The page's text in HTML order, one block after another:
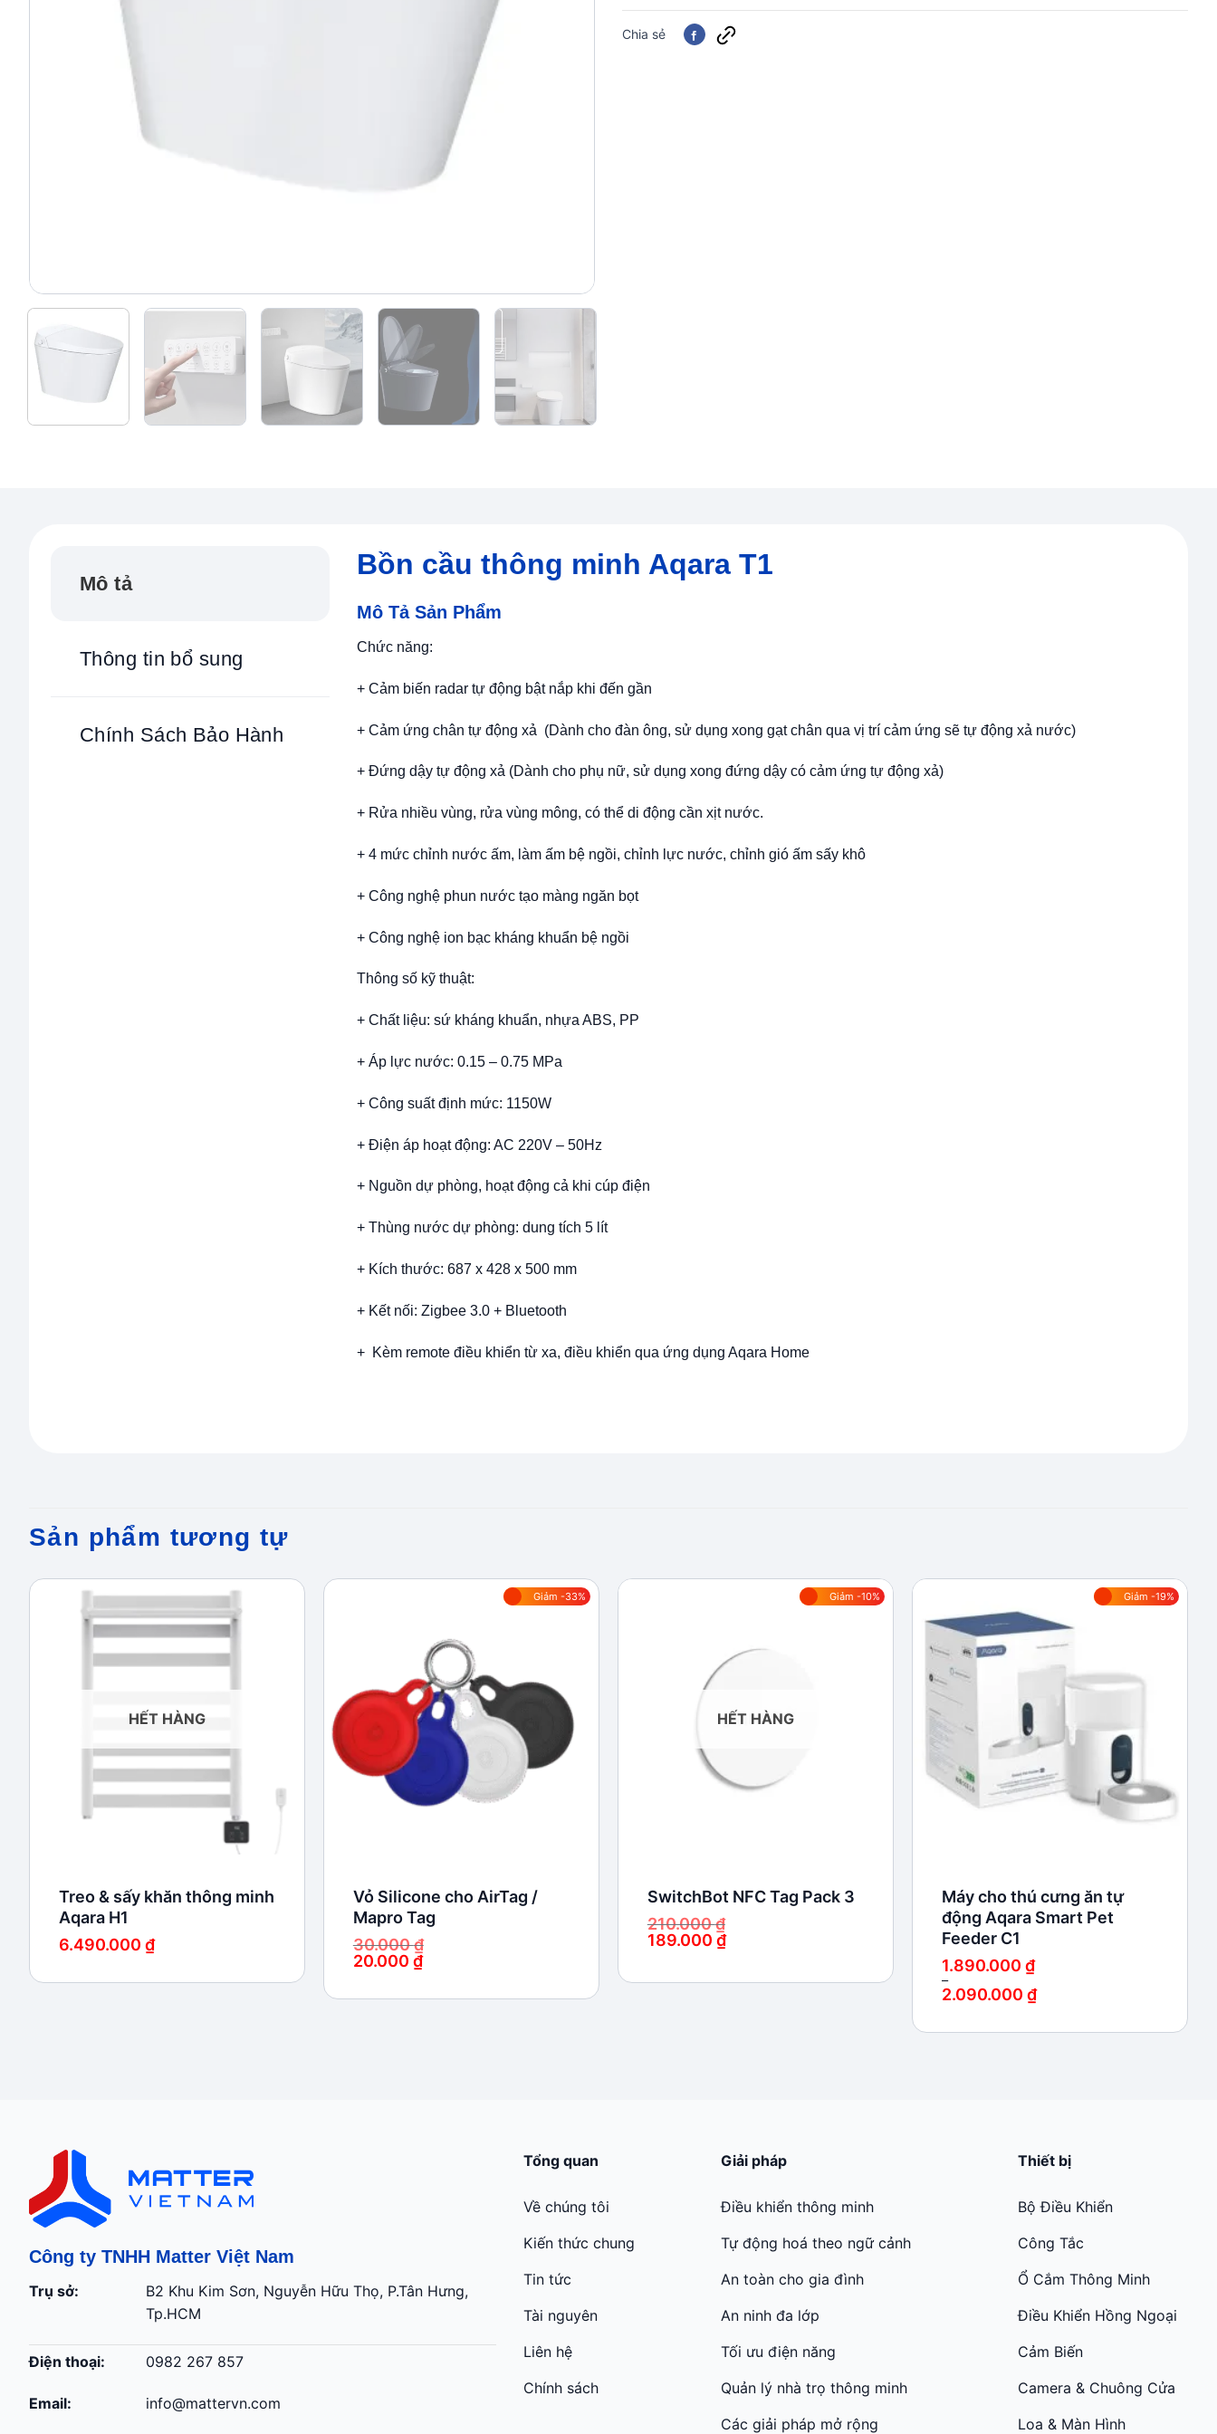
Chia sẻ
Mô tả
Thông tin bổ sung
Chính Sách Bảo Hành
Bồn cầu thông minh Aqara T1
Mô Tả Sản Phẩm
Chức năng:
+ Cảm biến radar tự động bật nắp khi đến gần
+ Cảm ứng chân tự động xả (Dành cho đàn ông, sử dụng xong gạt chân qua vị trí cảm ứng sẽ tự động xả nước)
+ Đứng dậy tự động xả (Dành cho phụ nữ, sử dụng xong đứng dậy có cảm ứng tự động xả)
+ Rửa nhiều vùng, rửa vùng mông, có thể di động cần xịt nước.
+ 4 mức chỉnh nước ấm, làm ấm bệ ngồi, chỉnh lực nước, chỉnh gió ấm sấy khô
+ Công nghệ phun nước tạo màng ngăn bọt
+ Công nghệ ion bạc kháng khuẩn bệ ngồi
Thông số kỹ thuật:
+ Chất liệu: sứ kháng khuẩn, nhựa ABS, PP
+ Áp lực nước: 0.15 – 0.75 MPa
+ Công suất định mức: 1150W
+ Điện áp hoạt động: AC 220V – 50Hz
+ Nguồn dự phòng, hoạt động cả khi cúp điện
+ Thùng nước dự phòng: dung tích 5 lít
+ Kích thước: 687 x 428 x 500 mm
+ Kết nối: Zigbee 3.0 + Bluetooth
+ Kèm remote điều khiển từ xa, điều khiển qua ứng dụng Aqara Home
Sản phẩm tương tự
HẾT HÀNG
Treo & sấy khăn thông minh
Aqara H1
6.490.000 ₫
Giảm -33%
Vỏ Silicone cho AirTag /
Mapro Tag
30.000₫
là:
20.000 ₫
tại
Giảm -10%
HẾT HÀNG
SwitchBot NFC Tag Pack 3
210.000₫
189.000 ₫
Giảm -19%
Máy cho thú cưng ăn tự
động Aqara Smart Pet
Feeder C1
1.890.000 ₫
–
2.090.000 ₫
từ
Công ty TNHH Matter Việt Nam
Trụ sở:
B2 Khu Kim Sơn, Nguyễn Hữu Thọ, P.Tân Hưng,
Tp.HCM
Điện thoại: 0982 267 857
Email: info@mattervn.com
Tổng quan
Về chúng tôi
Kiến thức chung
Tin tức
Tài nguyên
Liên hệ
Chính sách
Giải pháp
Điều khiển thông minh
Tự động hoá theo ngữ cảnh
An toàn cho gia đình
An ninh đa lớp
Tối ưu điện năng
Quản lý nhà trọ thông minh
Các giải pháp mở rộng
Thiết bị
Bộ Điều Khiển
Công Tắc
Ổ Cắm Thông Minh
Điều Khiển Hồng Ngoại
Cảm Biến
Camera & Chuông Cửa
Loa & Màn Hình